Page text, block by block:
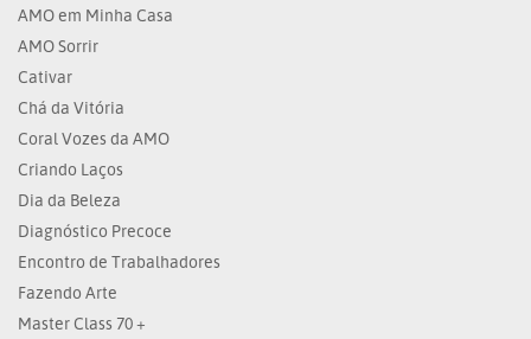
AMO em Minha Casa
AMO Sorrir
Cativar
Chá da Vitória
Coral Vozes da AMO
Criando Laços
Dia da Beleza
Diagnóstico Precoce
Encontro de Trabalhadores
Fazendo Arte
Master Class 70 +